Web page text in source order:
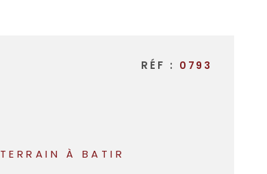
RÉF : 0793
TERRAIN À BATIR